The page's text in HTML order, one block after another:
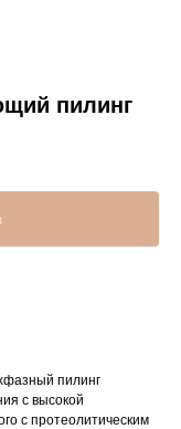
пилинг
пилинг
с высокой
с протеолитическим